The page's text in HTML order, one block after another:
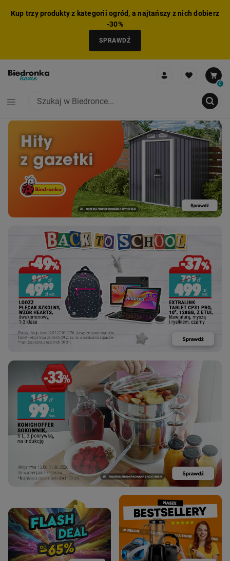
Kup trzy produkty z kategorii ogród, a najtańszy z nich dobierz
-30%
SPRAWDŹ
0
DODANO PRODUKT DO KOSZYKA
ZMNIEJSZONO LICZBĘ PRODUKTÓW
USUNIĘTO PRODUKT Z KOSZYKA
ZESTAW DODANY DO KOSZYKA
NIE MOŻNA BYŁO DODAĆ CAŁEGO ZESTAWU DO KOSZYKA